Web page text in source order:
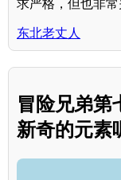
求严格，但也非常
东北老丈人
冒险兄弟第
新奇的元素